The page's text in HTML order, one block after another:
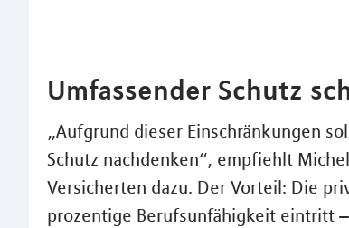
Umfassender Schutz
„Aufgrund dieser Einschränkungen
Schutz nachdenken“, empfiehlt
Versicherten dazu. Der Vorteil: Die
prozentige Berufsunfähigkeit eintritt